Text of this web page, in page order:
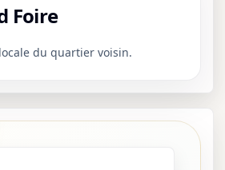
Foire
du quartier voisin.